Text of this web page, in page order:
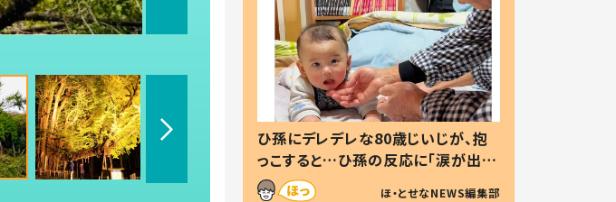
ひ孫にデレデレな80歳じいじが、抱
っこすると…ひ孫の反応に「涙が出ま
した」「可愛くて仕方ない」
ほ・とせなNEWS編集部